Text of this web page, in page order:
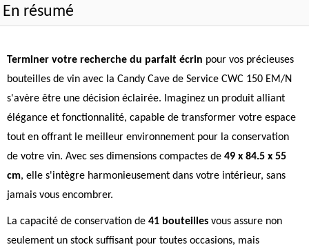
En résumé
Terminer votre recherche du parfait écrin pour vos précieuses
bouteilles de vin avec la Candy Cave de Service CWC 150 EM/N
s'avère être une décision éclairée. Imaginez un produit alliant
élégance et fonctionnalité, capable de transformer votre espace
tout en offrant le meilleur environnement pour la conservation
de votre vin. Avec ses dimensions compactes de 49 x 84.5 x 55
cm, elle s'intègre harmonieusement dans votre intérieur, sans
jamais vous encombrer.
La capacité de conservation de 41 bouteilles vous assure non
seulement un stock suffisant pour toutes occasions, mais